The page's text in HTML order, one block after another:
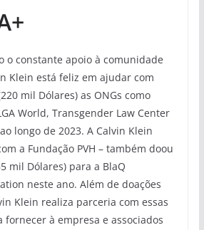
o constante apoio à comunidade
Klein está feliz em ajudar com
mil Dólares) as ONGs como
World, Transgender Law Center
longo de 2023. A Calvin Klein
a Fundação PVH – também doou
mil Dólares) para a BlaQ
neste ano. Além de doações
Klein realiza parceria com essas
fornecer à empresa e associados